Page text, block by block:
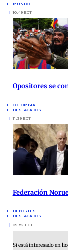
MUNDO
10:49 ECT
Opositores se
COLOMBIA
DESTACADOS
11:39 ECT
Federación
DEPORTES
DESTACADOS
09:52 ECT
Si está interesado en